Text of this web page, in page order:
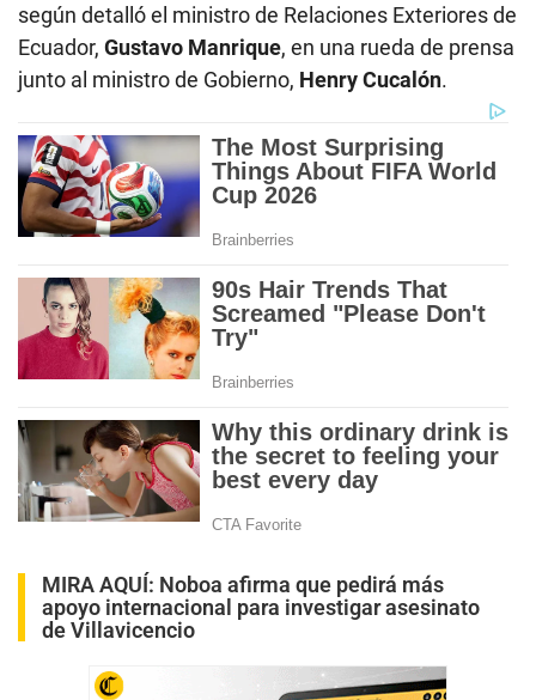
según detalló el ministro de Relaciones Exteriores de
Ecuador, Gustavo Manrique, en una rueda de prensa
junto al ministro de Gobierno, Henry Cucalón.
MIRA AQUÍ: Noboa afirma que pedirá más
apoyo internacional para investigar asesinato
de Villavicencio